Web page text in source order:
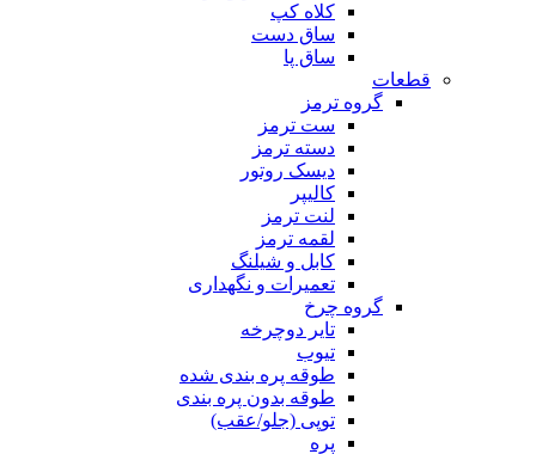
کلاه کپ
ساق دست
ساق پا
قطعات
گروه ترمز
ست ترمز
دسته ترمز
دیسک روتور
کالیپر
لنت ترمز
لقمه ترمز
کابل و شیلنگ
تعمیرات و نگهداری
گروه چرخ
تایر دوچرخه
تیوب
طوقه پره بندی شده
طوقه بدون پره بندی
توپی (جلو/عقب)
پره